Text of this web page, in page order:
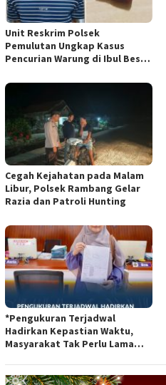
Unit Reskrim Polsek
Pemulutan Ungkap Kasus
Pencurian Warung di Ibul Besar
Cegah Kejahatan pada Malam
Libur, Polsek Rambang Gelar
Razia dan Patroli Hunting
*Pengukuran Terjadwal
Hadirkan Kepastian Waktu,
Masyarakat Tak Perlu Lama